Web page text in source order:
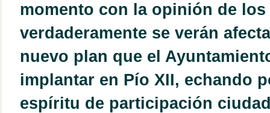
momento con la opinión de los
verdaderamente se verán
nuevo plan que el
implantar en Pío XII, echando
espíritu de participación